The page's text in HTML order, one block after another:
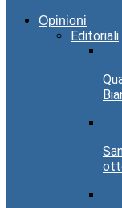
Opinioni
Editoriali